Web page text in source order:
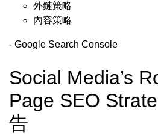
外鏈策略
內容策略
- Google Search Console
Social Media’s
Page SEO
告